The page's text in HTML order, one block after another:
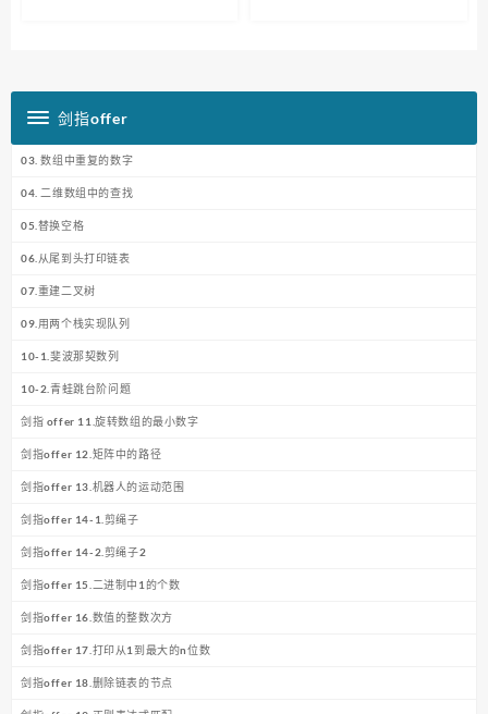
剑指offer
03. 数组中重复的数字
04. 二维数组中的查找
05.替换空格
06.从尾到头打印链表
07.重建二叉树
09.用两个栈实现队列
10-1.斐波那契数列
10-2.青蛙跳台阶问题
剑指 offer 11.旋转数组的最小数字
剑指offer 12.矩阵中的路径
剑指offer 13.机器人的运动范围
剑指offer 14-1.剪绳子
剑指offer 14-2.剪绳子2
剑指offer 15.二进制中1的个数
剑指offer 16.数值的整数次方
剑指offer 17.打印从1到最大的n位数
剑指offer 18.删除链表的节点